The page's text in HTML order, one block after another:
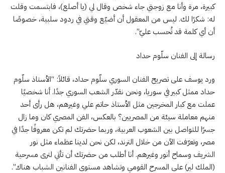
كبيرة، مرة وأنا مع زوجتي جاء شخص وقال لي (يا أصلع)، فابتسمت وقلت
له: شكرًا لك. ليس من المعقول أن أضيّع وقتي في ردود سلبية، خصوصًا
أن أي كلمة قد تُحسب عليّ”.
رسالة إلى الفنان سلّوم حداد
ورد يوسف على تصريح الفنان السوري سلّوم حداد، قائلاً: “الأستاذ سلّوم
حداد ممثل كبير في سوريا، ونحن نقدّر الشعب السوري جدًا. أنا شخصيًا
عملت مع كبار المخرجين مثل الأستاذ حاتم علي وغيرهم، هل رأى أحد
منهم معاملة سيئة من المصريين؟ بالعكس، الفن المصري كان وما زال
جسرًا للتواصل بين الشعوب العربية، وربما حضرتك لم تكن معروفًا جدًا في
مصر، وتعرّفت الآن من خلال الترند، لكن نحن لدينا عظماء مثل نور
الشريف وسماح أنور وغيرهم. أنا أطلب من حضرتك أن تأتي لترى مسرحية
(الملك لير) على المسرح القومي وتشاهد مستوى الفنانين الشباب هناك”.